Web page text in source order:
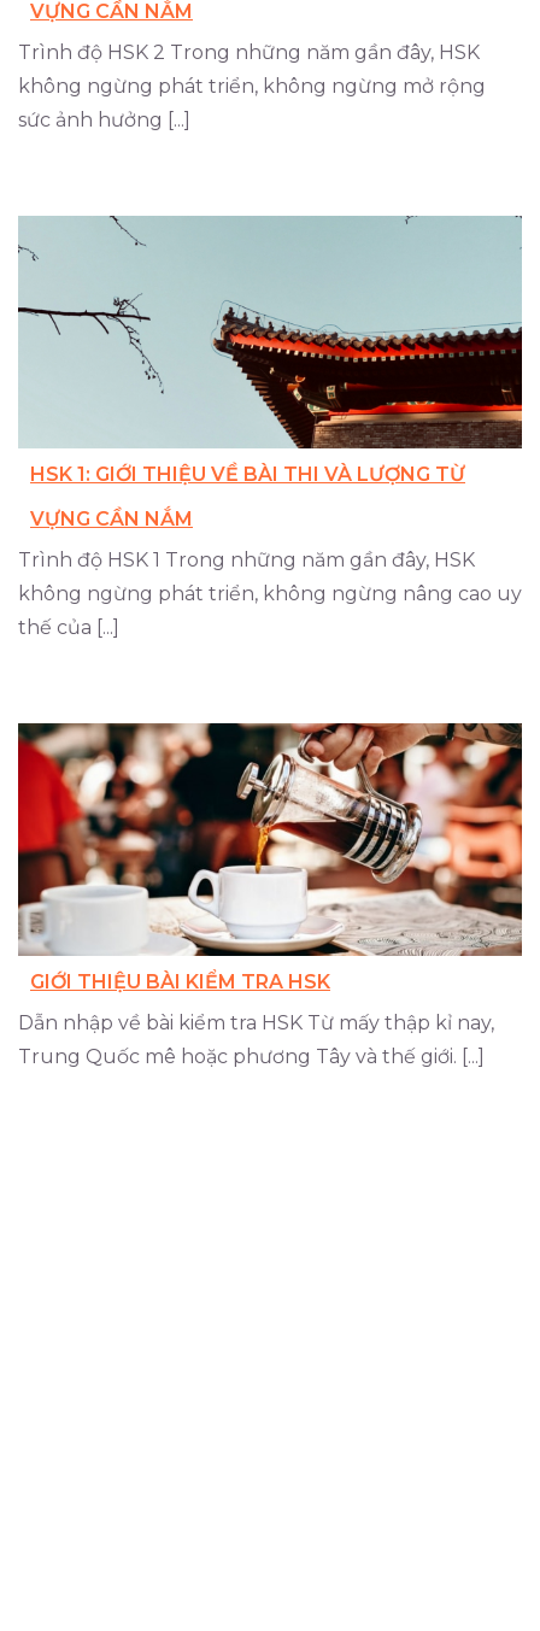
VỰNG CẦN NẮM
Trình độ HSK 2 Trong những năm gần đây, HSK
không ngừng phát triển, không ngừng mở rộng
sức ảnh hưởng [...]
HSK 1: GIỚI THIỆU VỀ BÀI THI VÀ LƯỢNG TỪ
VỰNG CẦN NẮM
Trình độ HSK 1 Trong những năm gần đây, HSK
không ngừng phát triển, không ngừng nâng cao uy
thế của [...]
GIỚI THIỆU BÀI KIỂM TRA HSK
Dẫn nhập về bài kiểm tra HSK Từ mấy thập kỉ nay,
Trung Quốc mê hoặc phương Tây và thế giới. [...]